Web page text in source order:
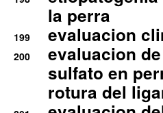
la perra
199 evaluacion
200
evaluacion
sulfato en
rotura del